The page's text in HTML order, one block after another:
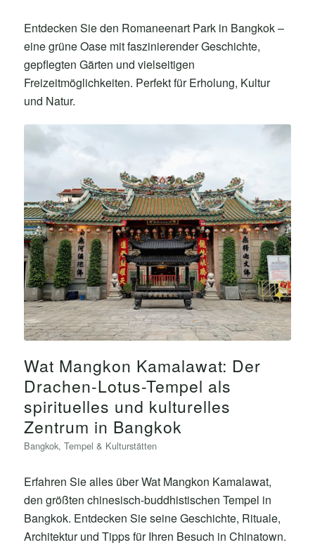
Entdecken Sie den Romaneenart Park in Bangkok –
eine grüne Oase mit faszinierender Geschichte,
gepflegten Gärten und vielseitigen
Freizeitmöglichkeiten. Perfekt für Erholung, Kultur
und Natur.
Wat Mangkon Kamalawat: Der
Drachen-Lotus-Tempel als
spirituelles und kulturelles
Zentrum in Bangkok
Bangkok, Tempel & Kulturstätten
Erfahren Sie alles über Wat Mangkon Kamalawat,
den größten chinesisch-buddhistischen Tempel in
Bangkok. Entdecken Sie seine Geschichte, Rituale,
Architektur und Tipps für Ihren Besuch in Chinatown.